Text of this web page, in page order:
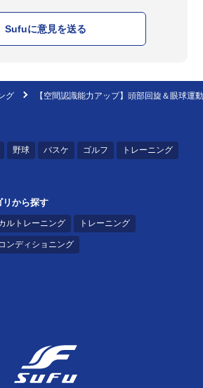
Sufuに意見を送る
グ 【空間認識能力アップ】頭部回旋＆眼球運動
野球 バスケ ゴルフ トレーニング
リから探す
ルトレーニング トレーニング
ンディショニング